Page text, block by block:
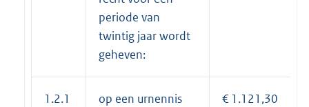
periode van
twintig jaar wordt
geheven:
1.2.1 op een urnennis € 1.121,30